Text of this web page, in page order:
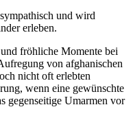
und wird
erleben.
fröhliche Momente bei
von afghanischen
nicht oft erlebten
wenn eine gewünschte
gegenseitige Umarmen vor